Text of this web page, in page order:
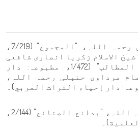
امام نووی شافعی رحمہ اللہ، "المجموع" (7/219،
الاسلام زکریا انصاری شافعی
رحمہ اللہ، "أسنى المطالب" (1/472، مطبوعہ: دار
مرداوی حنبلی رحمہ اللہ،
امام کاسانی رحمہ اللہ، "بدائع الصنائع" (2/144،